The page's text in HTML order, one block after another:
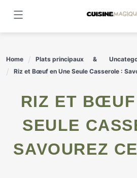
content
Home Plats principaux
Riz et Bœuf en Une Seule Casserole :
RIZ ET BŒUF EN UNE
SEULE
SAVOUREZ